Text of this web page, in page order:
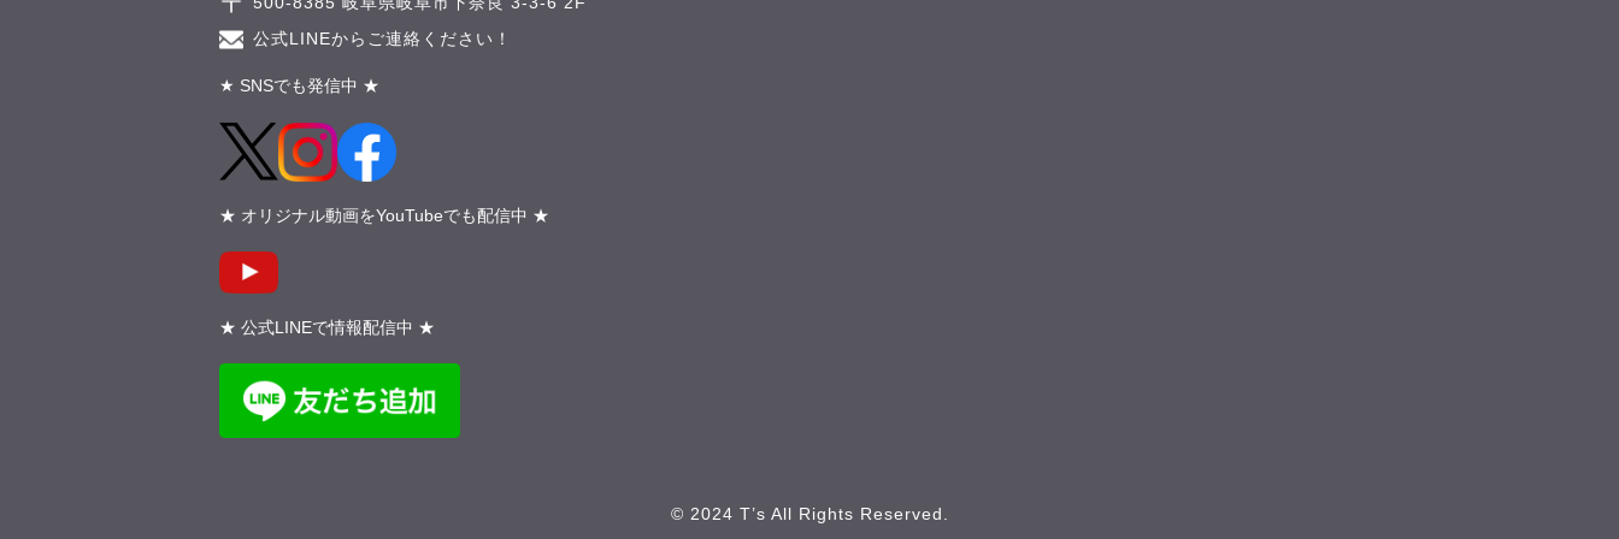
公式LINEからご連絡ください！
★ SNSでも発信中 ★
★ オリジナル動画をYouTubeでも配信中 ★
★ 公式LINEで情報配信中 ★
© 2024 T’s All Rights Reserved.